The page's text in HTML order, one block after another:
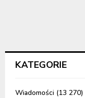
KATEGORIE
Wiadomości (13 270)